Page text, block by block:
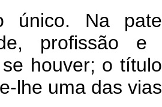
único. Na
profissão
se houver; o
lhe uma das